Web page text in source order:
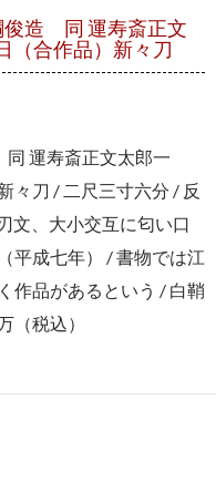
俊造 同 運寿斎正文
（合作品）新々刀
運寿斎正文太郎一
々刀 / 二尺三寸六分 / 反
文、大小交互に匂い口
平成七年） / 書物では江
作品があるという / 白鞘
（税込）